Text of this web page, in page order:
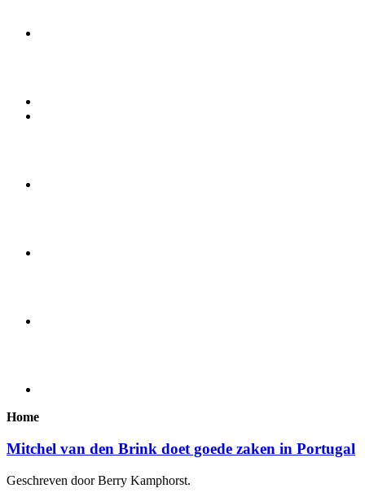
Home
Mitchel van den Brink doet goede zaken in Portugal
Geschreven door Berry Kamphorst.